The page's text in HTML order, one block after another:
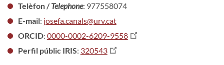
Telèfon /Telephone: 977558074
E-mail: josefa.canals@urv.cat
ORCID: 0000-0002-6209-9558
Perfil públic IRIS: 320543